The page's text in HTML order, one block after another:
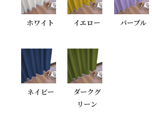
ホワイト イエロー パープル
ネイビー
ダークグ
リーン